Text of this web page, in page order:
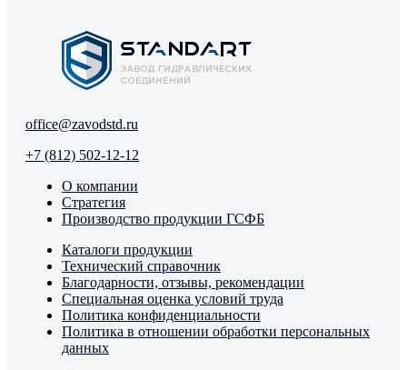
office@zavodstd.ru
+7 (812) 502-12-12
О компании
Стратегия
Производство продукции ГСФБ
Каталоги продукции
Технический справочник
Благодарности, отзывы, рекомендации
Специальная оценка условий труда
Политика конфиденциальности
Политика в отношении обработки персональных
данных